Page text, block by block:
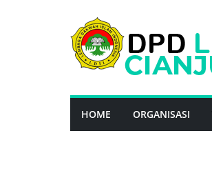
HOME ORGANISASI